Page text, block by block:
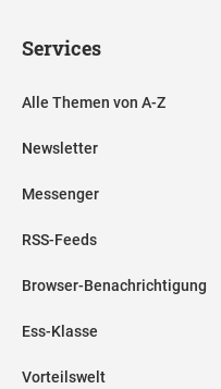
Services
Alle Themen von A-Z
Newsletter
Messenger
RSS-Feeds
Browser-Benachrichtigung
Ess-Klasse
Vorteilswelt